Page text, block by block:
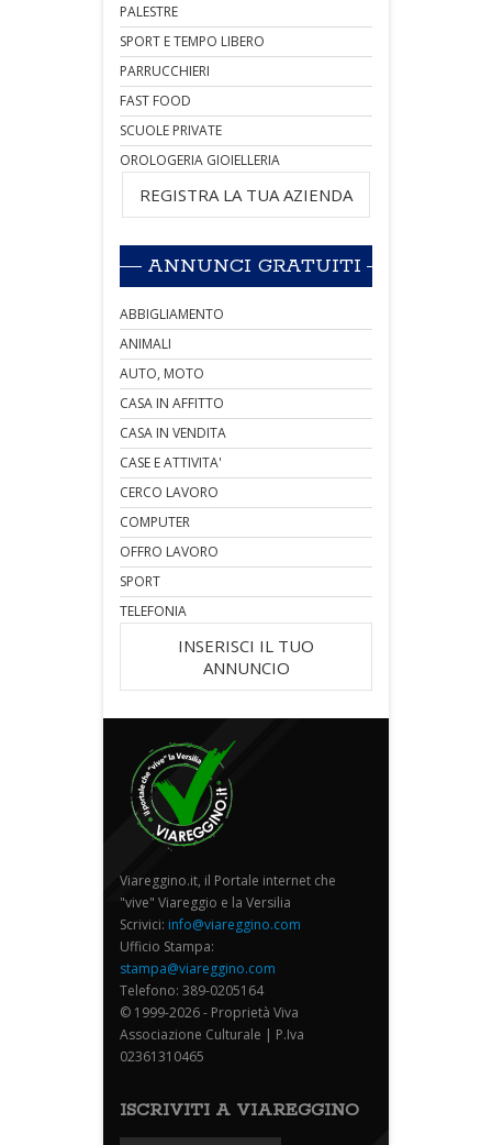
PALESTRE
SPORT E TEMPO LIBERO
PARRUCCHIERI
FAST FOOD
SCUOLE PRIVATE
OROLOGERIA GIOIELLERIA
REGISTRA LA TUA AZIENDA
ANNUNCI GRATUITI
ABBIGLIAMENTO
ANIMALI
AUTO, MOTO
CASA IN AFFITTO
CASA IN VENDITA
CASE E ATTIVITA'
CERCO LAVORO
COMPUTER
OFFRO LAVORO
SPORT
TELEFONIA
INSERISCI IL TUO
ANNUNCIO
Viareggino.it, il Portale internet che
"vive" Viareggio e la Versilia
Scrivici: info@viareggino.com
Ufficio Stampa:
stampa@viareggino.com
Telefono: 389-0205164
© 1999-2026 - Proprietà Viva
Associazione Culturale | P.Iva
02361310465
ISCRIVITI A VIAREGGINO